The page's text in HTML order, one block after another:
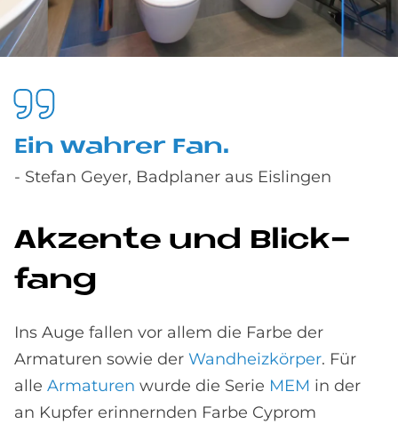
Ein wah­rer Fan.
- Stefan Geyer, Badplaner aus Eislingen
Ak­zen­te und Blick­
fang
Ins Auge fallen vor allem die Farbe der
Armaturen sowie der Wandheizkörper. Für
alle Armaturen wurde die Serie MEM in der
an Kupfer erinnernden Farbe Cyprom